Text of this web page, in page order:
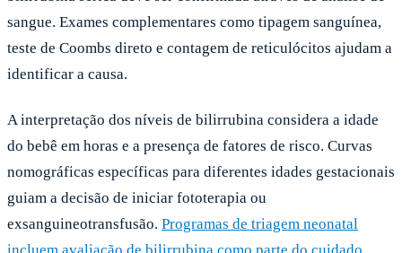
sangue. Exames complementares como tipagem sanguínea,
teste de Coombs direto e contagem de reticulócitos ajudam a
identificar a causa.
A interpretação dos níveis de bilirrubina considera a idade
do bebê em horas e a presença de fatores de risco. Curvas
nomográficas específicas para diferentes idades gestacionais
guiam a decisão de iniciar fototerapia ou
exsanguineotransfusão. Programas de triagem neonatal
incluem avaliação de bilirrubina como parte do cuidado